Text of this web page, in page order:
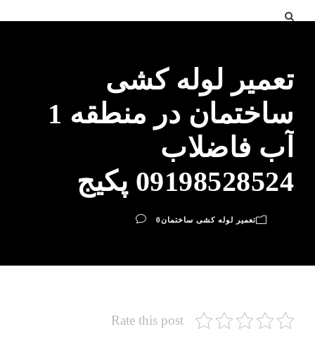
تعمیر لوله کشی
ساختمان در منطقه 1
آب فاضلاب
09198528524 پکیج
تعمیر لوله کشی ساختمان0
Rate this post